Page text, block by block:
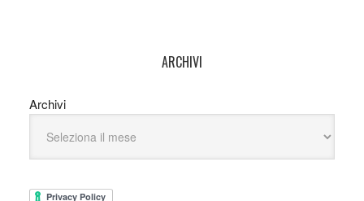
ARCHIVI
Archivi